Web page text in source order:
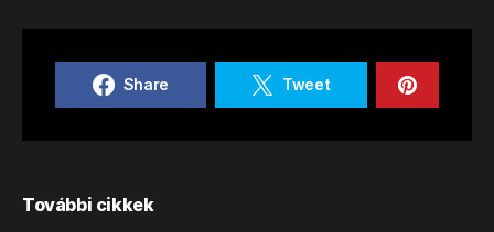
Share Tweet
További cikkek